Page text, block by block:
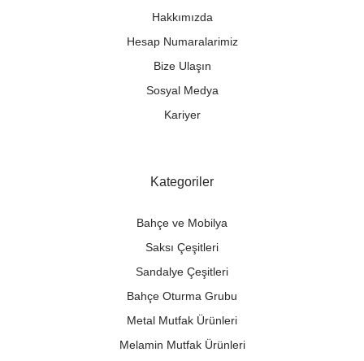
Hakkımızda
Hesap Numaralarimiz
Bize Ulaşın
Sosyal Medya
Kariyer
Kategoriler
Bahçe ve Mobilya
Saksı Çeşitleri
Sandalye Çeşitleri
Bahçe Oturma Grubu
Metal Mutfak Ürünleri
Melamin Mutfak Ürünleri